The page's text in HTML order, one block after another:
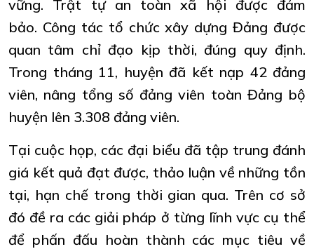
vững. Trật tự an toàn xã hội được đảm
bảo. Công tác tổ chức xây dựng Đảng được
quan tâm chỉ đạo kịp thời, đúng quy định.
Trong tháng 11, huyện đã kết nạp 42 đảng
viên, nâng tổng số đảng viên toàn Đảng bộ
huyện lên 3.308 đảng viên.
Tại cuộc họp, các đại biểu đã tập trung đánh
giá kết quả đạt được, thảo luận về những tồn
tại, hạn chế trong thời gian qua. Trên cơ sở
đó đề ra các giải pháp ở từng lĩnh vực cụ thể
để phấn đấu hoàn thành các mục tiêu về